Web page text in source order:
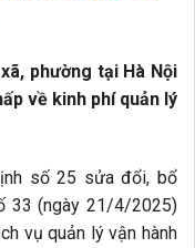
phường tại Hà Nội
về kinh phí quản lý
số 25 sửa đổi, bổ
33 (ngày 21/4/2025)
vụ quản lý vận hành